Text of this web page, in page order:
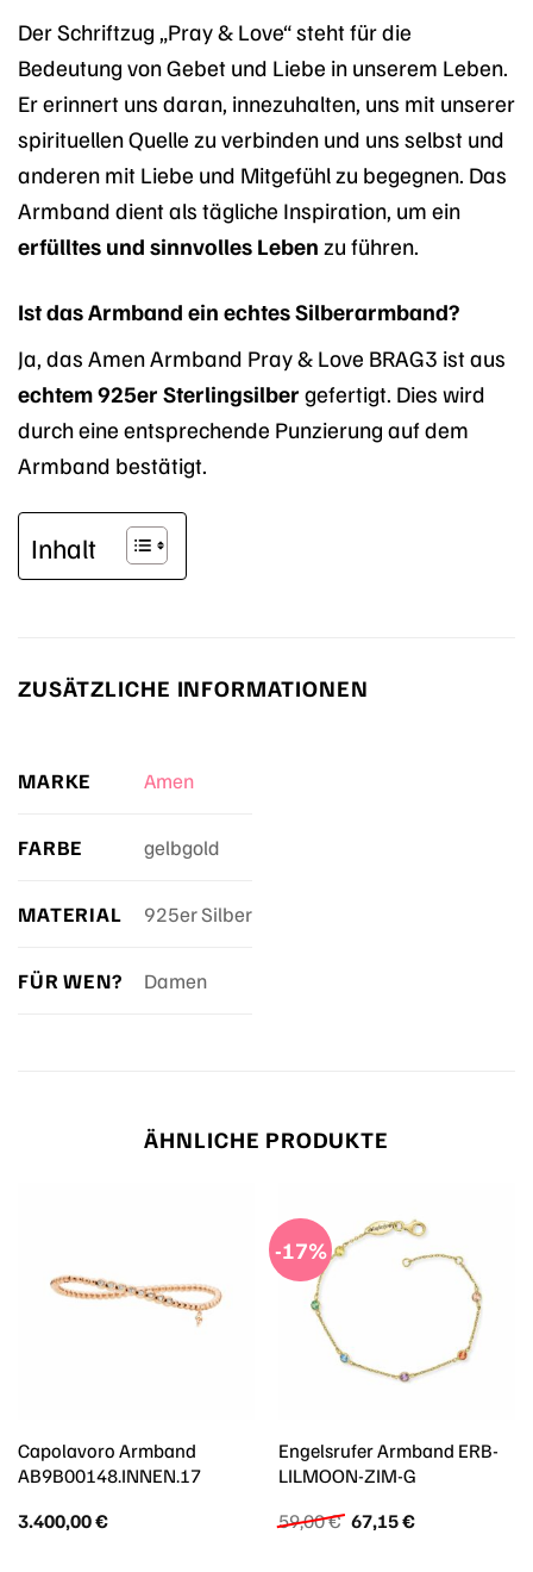
Der Schriftzug „Pray & Love“ steht für die
Bedeutung von Gebet und Liebe in unserem Leben.
Er erinnert uns daran, innezuhalten, uns mit unserer
spirituellen Quelle zu verbinden und uns selbst und
anderen mit Liebe und Mitgefühl zu begegnen. Das
Armband dient als tägliche Inspiration, um ein
erfülltes und sinnvolles Leben zu führen.
Ist das Armband ein echtes Silberarmband?
Ja, das Amen Armband Pray & Love BRAG3 ist aus
echtem 925er Sterlingsilber gefertigt. Dies wird
durch eine entsprechende Punzierung auf dem
Armband bestätigt.
Inhalt
ZUSÄTZLICHE INFORMATIONEN
MARKE Amen
FARBE gelbgold
MATERIAL 925er Silber
FÜR WEN? Damen
ÄHNLICHE PRODUKTE
Capolavoro Armband
AB9B00148.INNEN.17
3.400,00€
-17%
Engelsrufer Armband ERB-
LILMOON-ZIM-G
59,00€ Ursprünglicher
Preis
67,15€Aktueller